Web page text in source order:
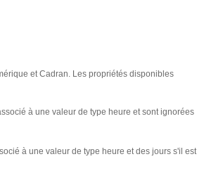
et Cadran. Les propriétés disponibles
à une valeur de type heure et sont ignorées
à une valeur de type heure et des jours s'il est